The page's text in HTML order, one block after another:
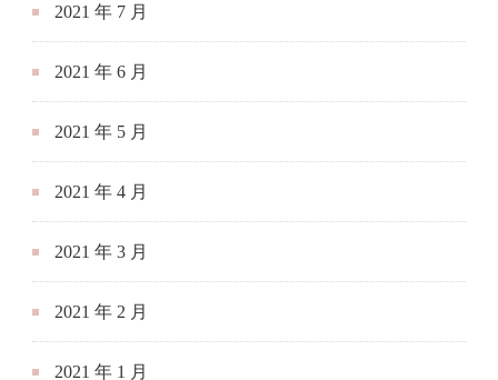
2021 年 7 月
2021 年 6 月
2021 年 5 月
2021 年 4 月
2021 年 3 月
2021 年 2 月
2021 年 1 月